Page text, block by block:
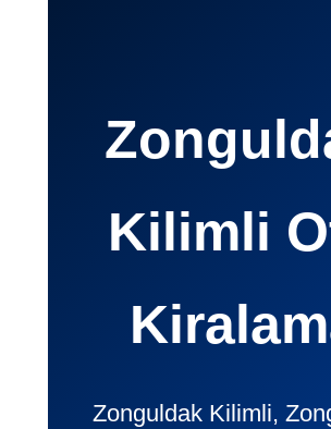
Kilimli
Zonguldak Kilimli,